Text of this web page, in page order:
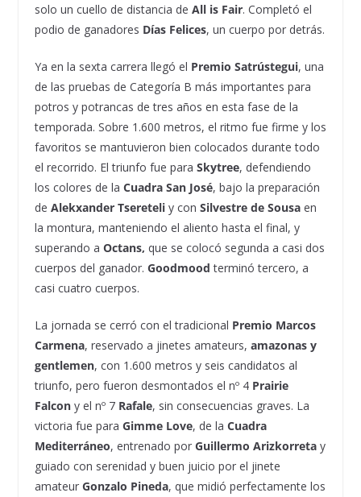
solo un cuello de distancia de All is Fair. Completó el
podio de ganadores Días Felices, un cuerpo por detrás.
Ya en la sexta carrera llegó el Premio Satrústegui, una
de las pruebas de Categoría B más importantes para
potros y potrancas de tres años en esta fase de la
temporada. Sobre 1.600 metros, el ritmo fue firme y los
favoritos se mantuvieron bien colocados durante todo
el recorrido. El triunfo fue para Skytree, defendiendo
los colores de la Cuadra San José, bajo la preparación
de Alekxander Tsereteliy con Silvestre de Sousaen
la montura, manteniendo el aliento hasta el final, y
superando a Octans, que se colocó segunda a casi dos
cuerpos del ganador. Goodmood terminó tercero, a
casi cuatro cuerpos.
La jornada se cerró con el tradicional Premio Marcos
Carmena, reservado a jinetes amateurs, amazonas y
gentlemen, con 1.600 metros y seis candidatos al
triunfo, pero fueron desmontados el nº 4 Prairie
Falcony el nº 7 Rafale, sin consecuencias graves. La
victoria fue para Gimme Love, de la Cuadra
Mediterráneo, entrenado por Guillermo Arizkorretay
guiado con serenidad y buen juicio por el jinete
amateur Gonzalo Pineda, que midió perfectamente los